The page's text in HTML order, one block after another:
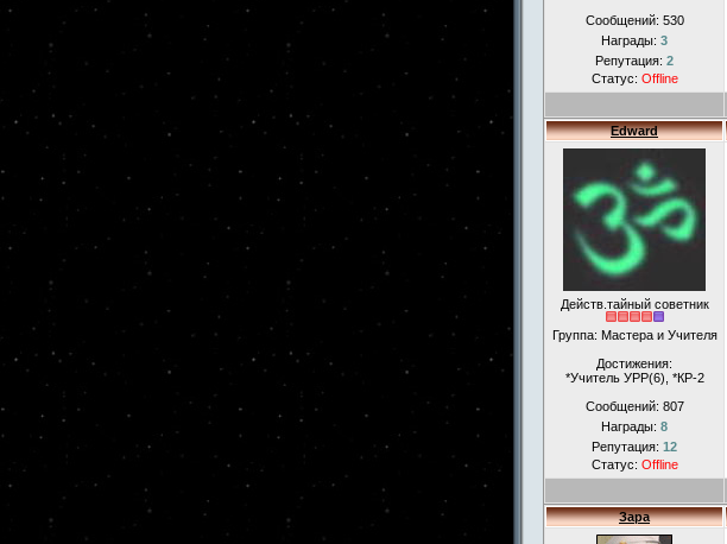
Сообщений: 530
Награды: 3
Репутация: 2
Статус: Offline
Edward
Действ.тайный советник
Группа: Мастера и Учителя
Достижения:
*Учитель УРР(6), *КР-2
Сообщений: 807
Награды: 8
Репутация: 12
Статус: Offline
Зара